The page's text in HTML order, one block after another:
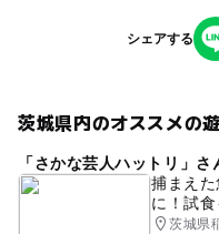
※掲載の情報は天候
ることがあります。
シェアする
茨城県内のオススメの
「さかな芸人ハットリ」
捕まえ
に！試食
茨城県